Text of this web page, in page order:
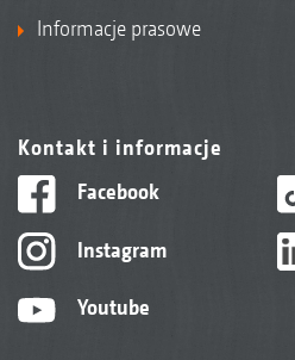
Informacje prasowe
Kontakt i informacje
Facebook
Instagram
Youtube